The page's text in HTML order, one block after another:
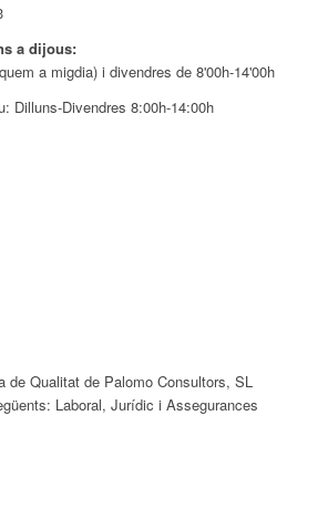
a dijous:
a migdia) i divendres de 8'00h-14'00h
Dilluns-Divendres 8:00h-14:00h
de Qualitat de Palomo Consultors, SL
Laboral, Jurídic i Assegurances